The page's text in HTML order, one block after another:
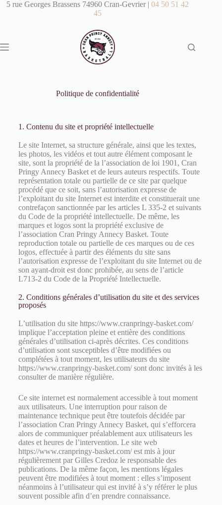
5 rue Georges Brassens 74960 Cran-Gevrier |04 50 51 42
45
Politique de confidentialité
1. Contenu du site et propriété intellectuelle
Le site Internet, sa structure générale, ainsi que les textes,
les photos, les vidéos et tout autre élément composant le
site, sont la propriété de la l’association de loi 1901, Cran
Pringy Annecy Basket et de leurs auteurs respectifs. Toute
représentation totale ou partielle de ce site par quelque
procédé que ce soit, sans l’autorisation expresse de
l’exploitant du site Internet est interdite et constituerait une
contrefaçon sanctionnée par les articles L 335-2 et suivants
du Code de la propriété intellectuelle. De même, les
marques et logos sont la propriété exclusive de
l’association Cran Pringy Annecy Basket. Toute
reproduction totale ou partielle de ces marques ou de ces
logos, effectuée à partir des éléments du site sans
l’autorisation expresse de l’exploitant du site Internet ou de
son ayant-droit est donc prohibée, au sens de l’article
L713-2 du Code de la Propriété Intellectuelle.
2. Conditions générales d’utilisation du site et des services
proposés
L’utilisation du site https://www.cranpringy-basket.com/
implique l’acceptation pleine et entière des conditions
générales d’utilisation ci-après décrites. Ces conditions
d’utilisation sont susceptibles d’être modifiées ou
complétées à tout moment, les utilisateurs du site
https://www.cranpringy-basket.com/ sont donc invités à les
consulter de manière régulière.
Ce site internet est normalement accessible à tout moment
aux utilisateurs. Une interruption pour raison de
maintenance technique peut être toutefois décidée par
l’association Cran Pringy Annecy Basket, qui s’efforcera
alors de communiquer préalablement aux utilisateurs les
dates et heures de l’intervention. Le site web
https://www.cranpringy-basket.com/ est mis à jour
régulièrement par Gilles Credoz le responsable des
publications. De la même façon, les mentions légales
peuvent être modifiées à tout moment : elles s’imposent
néanmoins à l’utilisateur qui est invité à s’y référer le plus
souvent possible afin d’en prendre connaissance.